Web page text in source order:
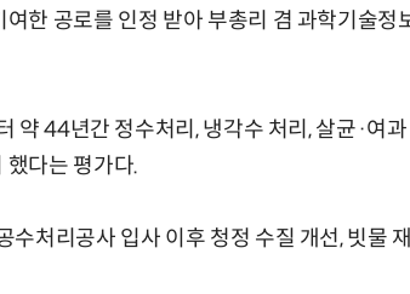
여한 공로를 인정 받아 부총리 겸 과학기술
약 44년간 정수처리, 냉각수 처리, 살균·여
했다는 평가다.
처리공사 입사 이후 청정 수질 개선, 빗물